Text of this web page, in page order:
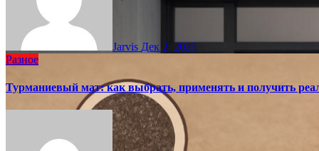
Jarvis Дек 2, 2025
Разное
Турманиевый мат: как выбрать, применять и получить